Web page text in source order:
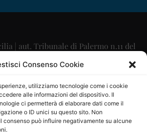
Consenso Cookie
utilizziamo tecnologie come i cookie
alle informazioni del dispositivo. Il
ci permetterà di elaborare dati come il
o ID unici su questo sito. Non
consenso può influire negativamente su alcune
| aut. Tribunale di Palermo n.11 del
29/09/2015
Maurizio Scaglione
Maria Calabrese